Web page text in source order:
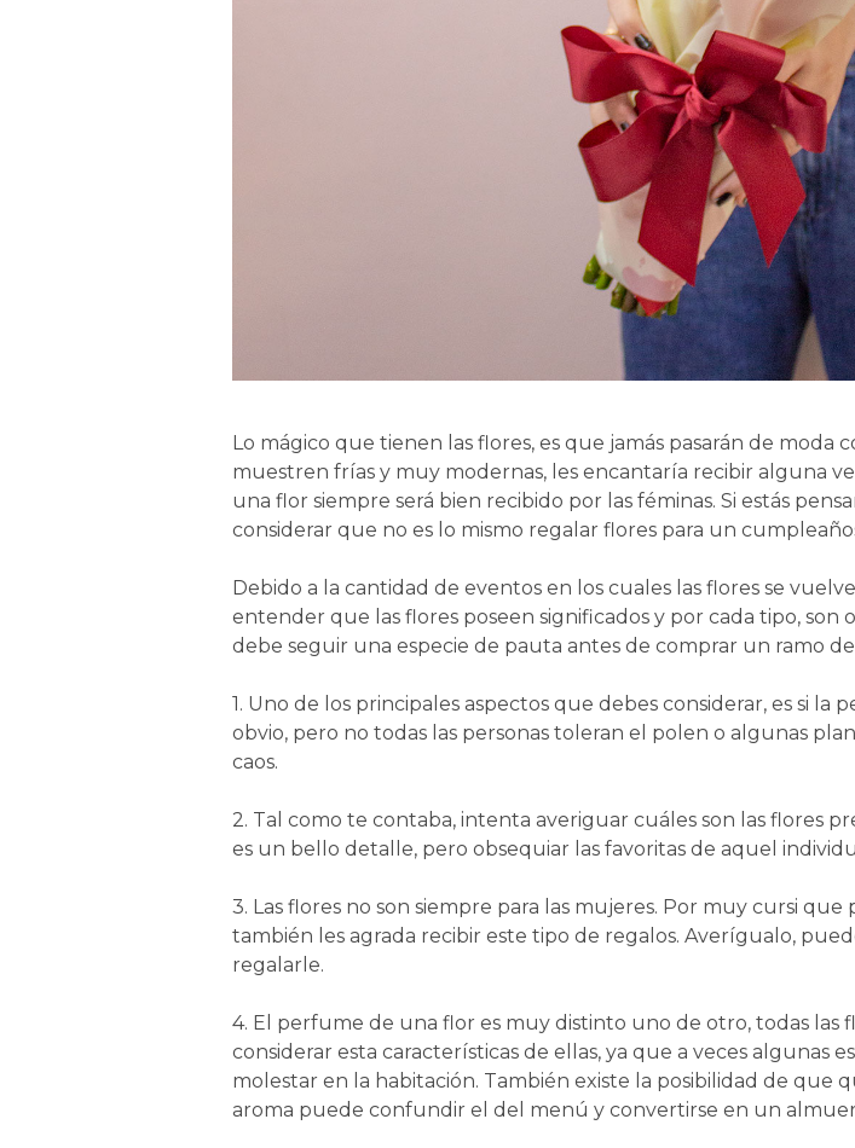
Lo mágico que tienen las flores, es que jamás pasarán de
muestren frías y muy modernas, les encantaría recibir alguna
una flor siempre será bien recibido por las féminas. Si estás
considerar que no es lo mismo regalar flores para un
Debido a la cantidad de eventos en los cuales las flores se
entender que las flores poseen significados y por cada tipo, son
debe seguir una especie de pauta antes de comprar un ramo de
1. Uno de los principales aspectos que debes considerar, es si
obvio, pero no todas las personas toleran el polen o algunas
caos.
2. Tal como te contaba, intenta averiguar cuáles son las flores
es un bello detalle, pero obsequiar las favoritas de aquel
3. Las flores no son siempre para las mujeres. Por muy cursi
también les agrada recibir este tipo de regalos. Averígualo,
regalarle.
4. El perfume de una flor es muy distinto uno de otro, todas las
considerar esta características de ellas, ya que a veces
molestar en la habitación. También existe la posibilidad de que
aroma puede confundir el del menú y convertirse en un